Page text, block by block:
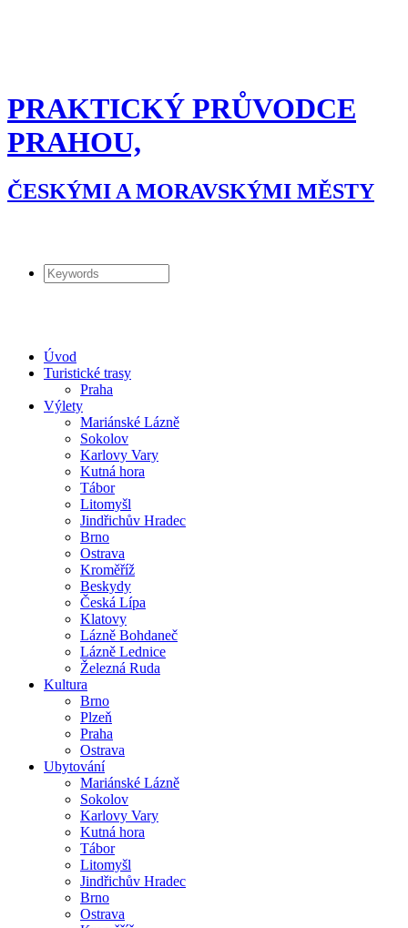
PRAKTICKÝ PRŮVODCE
PRAHOU,
ČESKÝMI A MORAVSKÝMI MĚSTY
Úvod
Turistické trasy
Praha
Výlety
Mariánské Lázně
Sokolov
Karlovy Vary
Kutná hora
Tábor
Litomyšl
Jindřichův Hradec
Brno
Ostrava
Kroměříž
Beskydy
Česká Lípa
Klatovy
Lázně Bohdaneč
Lázně Lednice
Železná Ruda
Kultura
Brno
Plzeň
Praha
Ostrava
Ubytování
Mariánské Lázně
Sokolov
Karlovy Vary
Kutná hora
Tábor
Litomyšl
Jindřichův Hradec
Brno
Ostrava